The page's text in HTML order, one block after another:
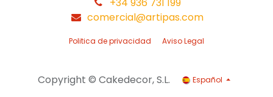
+34 936 731 199
comercial@artipas.com
Politica de privacidad Aviso Legal
Copyright © Cakedecor, S.L. Español